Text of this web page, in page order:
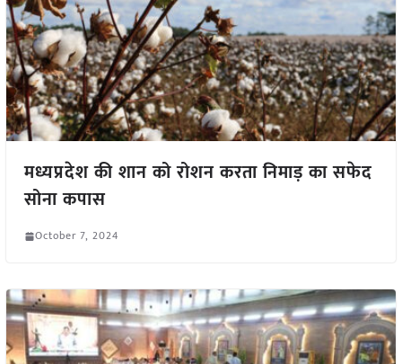
मध्यप्रदेश की शान को रोशन करता निमाड़ का सफेद
सोना कपास
October 7, 2024